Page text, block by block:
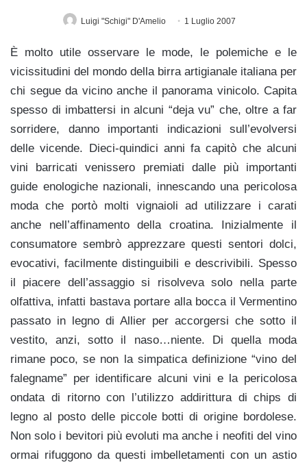
Luigi "Schigi" D'Amelio 1 Luglio 2007
È molto utile osservare le mode, le polemiche e le
vicissitudini del mondo della birra artigianale italiana per
chi segue da vicino anche il panorama vinicolo. Capita
spesso di imbattersi in alcuni “deja vu” che, oltre a far
sorridere, danno importanti indicazioni sull’evolversi
delle vicende. Dieci-quindici anni fa capitò che alcuni
vini barricati venissero premiati dalle più importanti
guide enologiche nazionali, innescando una pericolosa
moda che portò molti vignaioli ad utilizzare i carati
anche nell’affinamento della croatina. Inizialmente il
consumatore sembrò apprezzare questi sentori dolci,
evocativi, facilmente distinguibili e descrivibili. Spesso
il piacere dell’assaggio si risolveva solo nella parte
olfattiva, infatti bastava portare alla bocca il Vermentino
passato in legno di Allier per accorgersi che sotto il
vestito, anzi, sotto il naso…niente. Di quella moda
rimane poco, se non la simpatica definizione “vino del
falegname” per identificare alcuni vini e la pericolosa
ondata di ritorno con l’utilizzo addirittura di chips di
legno al posto delle piccole botti di origine bordolese.
Non solo i bevitori più evoluti ma anche i neofiti del vino
ormai rifuggono da questi imbelletamenti con un astio